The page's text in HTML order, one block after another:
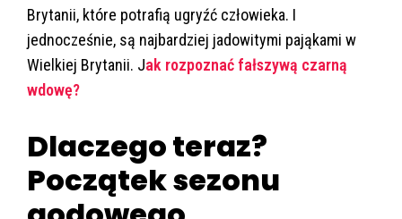
Brytanii, które potrafią ugryźć człowieka. I
jednocześnie, są najbardziej jadowitymi pająkami w
Wielkiej Brytanii. Jak rozpoznać fałszywą czarną
wdowę?
Dlaczego teraz?
Początek sezonu